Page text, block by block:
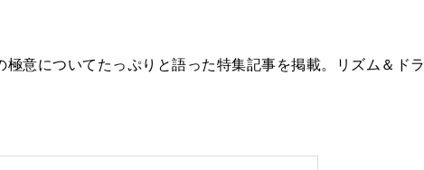
極意についてたっぷりと語った特集記事を掲載。リズム＆ドラ